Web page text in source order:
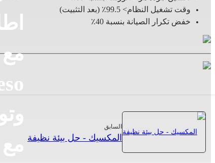
مع
مع
وقت تشغيل النظام> 99.5٪ (بعد التثبيت)
خفض تكرار الصيانة بنسبة 40٪
السابق
المكسيك - حل بيئة نظيفة